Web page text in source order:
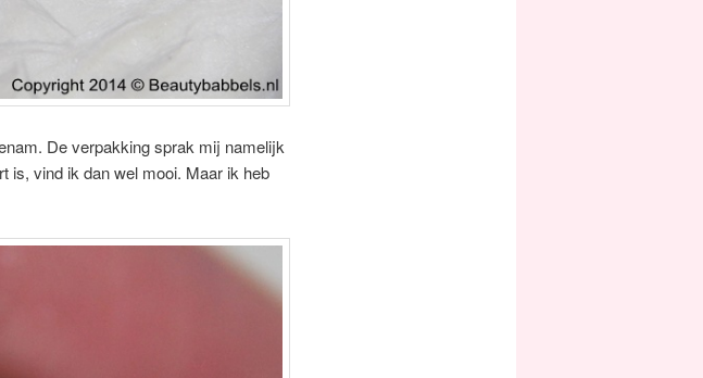
De verpakking sprak mij namelijk
is, vind ik dan wel mooi. Maar ik heb